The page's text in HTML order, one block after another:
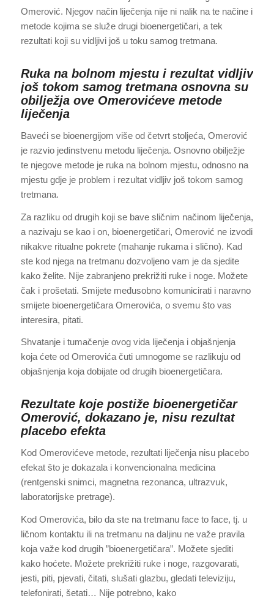
Omerović. Njegov način liječenja nije ni nalik na te načine i
metode kojima se služe drugi bioenergetičari, a tek
rezultati koji su vidljivi još u toku samog tretmana.
Ruka na bolnom mjestu i rezultat vidljiv
još tokom samog tretmana osnovna su
obilježja ove Omerovićeve metode
liječenja
Baveći se bioenergijom više od četvrt stoljeća, Omerović
je razvio jedinstvenu metodu liječenja. Osnovno obilježje
te njegove metode je ruka na bolnom mjestu, odnosno na
mjestu gdje je problem i rezultat vidljiv još tokom samog
tretmana.
Za razliku od drugih koji se bave sličnim načinom liječenja,
a nazivaju se kao i on, bioenergetičari, Omerović ne izvodi
nikakve ritualne pokrete (mahanje rukama i slično). Kad
ste kod njega na tretmanu dozvoljeno vam je da sjedite
kako želite. Nije zabranjeno prekrižiti ruke i noge. Možete
čak i prošetati. Smijete međusobno komunicirati i naravno
smijete bioenergetičara Omerovića, o svemu što vas
interesira, pitati.
Shvatanje i tumačenje ovog vida liječenja i objašnjenja
koja ćete od Omerovića čuti umnogome se razlikuju od
objašnjenja koja dobijate od drugih bioenergetičara.
Rezultate koje postiže bioenergetičar
Omerović, dokazano je, nisu rezultat
placebo efekta
Kod Omerovićeve metode, rezultati liječenja nisu placebo
efekat što je dokazala i konvencionalna medicina
(rentgenski snimci, magnetna rezonanca, ultrazvuk,
laboratorijske pretrage).
Kod Omerovića, bilo da ste na tretmanu face to face, tj. u
ličnom kontaktu ili na tretmanu na daljinu ne važe pravila
koja važe kod drugih ”bioenergetičara”. Možete sjediti
kako hoćete. Možete prekrižiti ruke i noge, razgovarati,
jesti, piti, pjevati, čitati, slušati glazbu, gledati televiziju,
telefonirati, šetati… Nije potrebno, kako